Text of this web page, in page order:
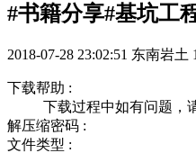
#书籍分享#基坑工
2018-07-28 23:02:51 东南岩土
下载帮助 :
下载过程中如有问题，
解压缩密码 :
文件类型 :